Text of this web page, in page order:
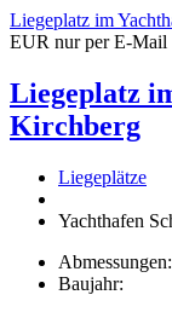
Liegeplatz im
EUR nur per E-Mail
Liegeplatz
Kirchberg
Liegeplätze
Yachthafen
Baujahr: